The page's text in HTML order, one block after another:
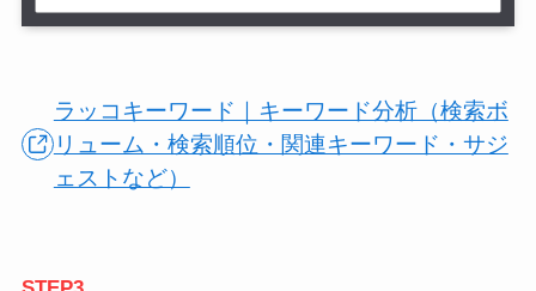
ラッコキーワード｜キーワード分析（検索ボ
リューム・検索順位・関連キーワード・サジ
ェストなど）